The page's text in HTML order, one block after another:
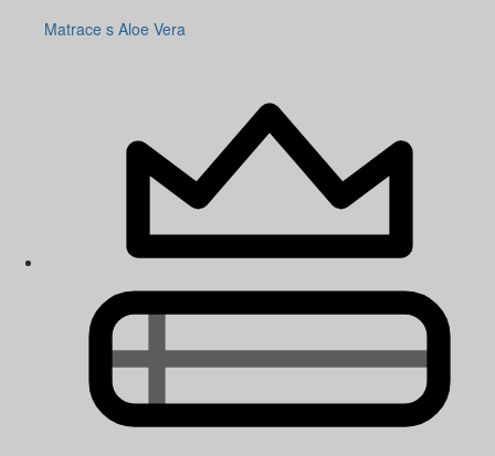
Matrace s Aloe Vera